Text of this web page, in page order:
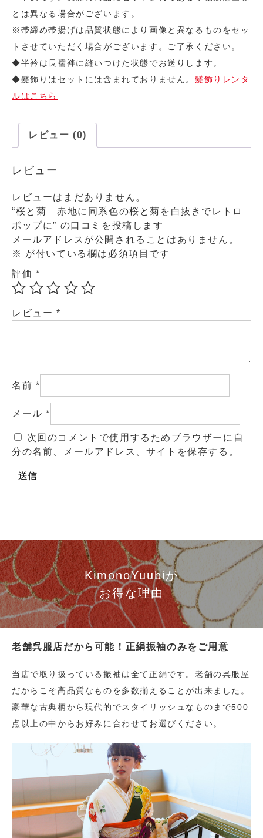
とは異なる場合がございます。
※帯締め帯揚げは品質状態により画像と異なるものをセッ
トさせていただく場合がございます。ご了承ください。
◆半衿は長襦袢に縫いつけた状態でお送りします。
◆髪飾りはセットには含まれておりません。 髪飾りレンタ
ルはこちら
レビュー (0)
レビュー
レビューはまだありません。
“桜と菊 赤地に同系色の桜と菊を白抜きでレトロ
ポップに” の口コミを投稿します
メールアドレスが公開されることはありません。
※ が付いている欄は必須項目です
評価 *
レビュー *
名前 *
メール*
次回のコメントで使用するためブラウザーに自
分の名前、メールアドレス、サイトを保存する。
KimonoYuubiが
お得な理由
老舗呉服店だから可能！正絹振袖のみをご用意
当店で取り扱っている振袖は全て正絹です。老舗の呉服屋
だからこそ高品質なものを多数揃えることが出来ました。
豪華な古典柄から現代的でスタイリッシュなものまで500
点以上の中からお好みに合わせてお選びください。